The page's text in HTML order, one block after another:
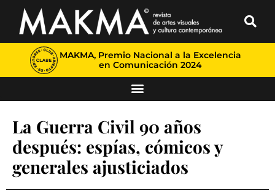
MAKMA, Premio Nacional a la Excelencia
en Comunicación 2024
La Guerra Civil 90 años
después: espías, cómicos y
generales ajusticiados